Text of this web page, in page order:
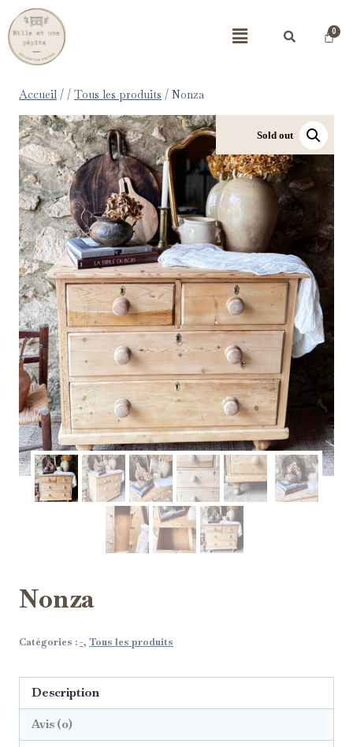
Accueil / / Tous les produits / Nonza
Sold out
Nonza
Catégories :-, Tous les produits
Description
Avis (0)